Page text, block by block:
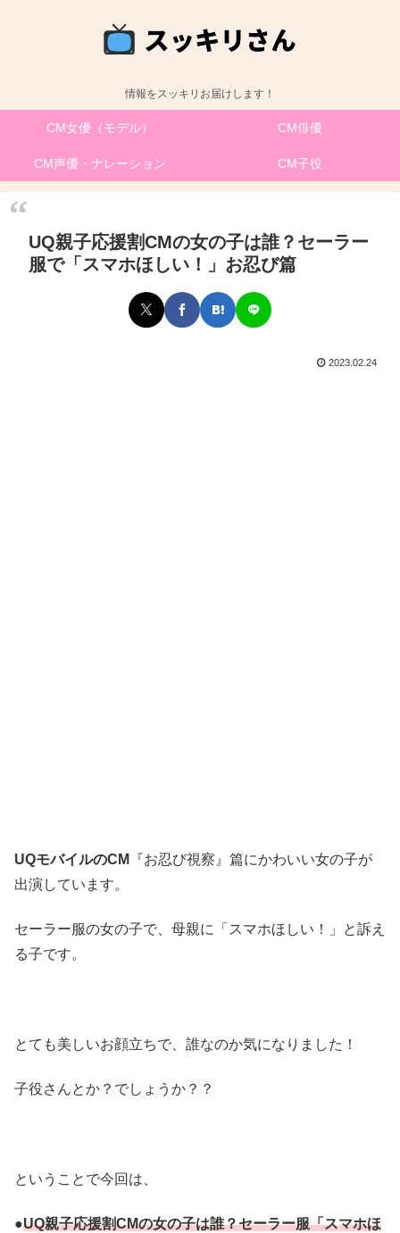
情報をスッキリお届けします！
CM女優（モデル） CM俳優
CM声優・ナレーション CM子役
UQ親子応援割CMの女の子は誰？セーラー
服で「スマホほしい！」お忍び篇
2023.02.24
UQモバイルのCM
『お忍び視察』篇にかわいい女の子が
出演しています。
セーラー服の女の子で、母親に「スマホほしい！」と訴え
る子です。
とても美しいお顔立ちで、誰なのか気になりました！
子役さんとか？でしょうか？？
ということで今回は、
●UQ親子応援割CMの女の子は誰？セーラー服「スマホほ